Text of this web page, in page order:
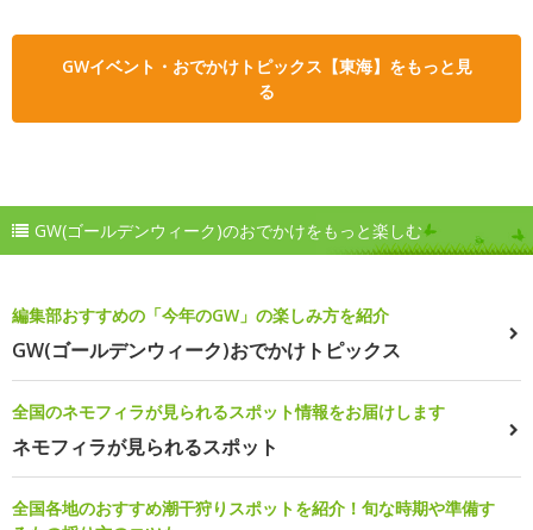
GWイベント・おでかけトピックス【東海】をもっと見
る
GW(ゴールデンウィーク)のおでかけをもっと楽しむ
編集部おすすめの「今年のGW」の楽しみ方を紹介
GW(ゴールデンウィーク)おでかけトピックス
全国のネモフィラが見られるスポット情報をお届けします
ネモフィラが見られるスポット
全国各地のおすすめ潮干狩りスポットを紹介！旬な時期や準備す